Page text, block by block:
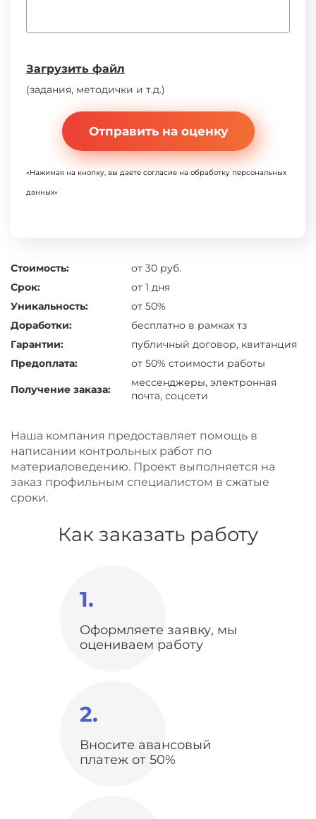
Загрузить файл
(задания, методички и т.д.)
Отправить на оценку
«Нажимая на кнопку, вы даете согласие на обработку персональных
данных»
Стоимость:
от 30 руб.
Срок:
от 1 дня
Уникальность:
от 50%
Доработки:
бесплатно в рамках тз
Гарантии:
публичный договор, квитанция
Предоплата:
от 50% стоимости работы
Получение заказа:
мессенджеры, электронная
почта, соцсети
Наша компания предоставляет помощь в
написании контрольных работ по
материаловедению. Проект выполняется на
заказ профильным специалистом в сжатые
сроки.
Как заказать работу
1.
Оформляете заявку, мы
оцениваем работу
2.
Вносите авансовый
платеж от 50%